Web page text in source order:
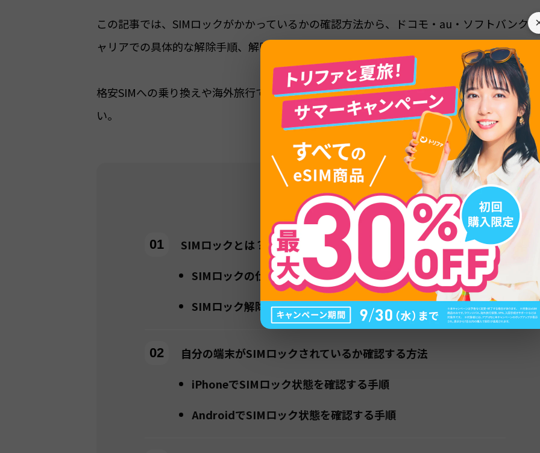
この記事では、SIMロックがかかっているかの確認方法から、ドコモ・au・ソフトバンク
ャリアでの具体的な解除手順、解除後のメリットや注意点までをわかりやすく解説します。
格安SIMへの乗り換えや海外旅行でのeSIM利用を検討している方は、ぜひ参考にしてくださ
い。
目次
SIMロックとは？解除が必要なケースを確認しよう
SIMロックの仕組みと背景
SIMロック解除が必要な人・不要な人
自分の端末がSIMロックされているか確認する方法
iPhoneでSIMロック状態を確認する手順
AndroidでSIMロック状態を確認する手順